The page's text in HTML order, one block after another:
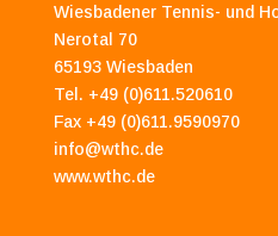
Wiesbadener Tennis- und
Nerotal 70
65193 Wiesbaden
Tel. +49 (0)611.520610
Fax +49 (0)611.9590970
info@wthc.de
www.wthc.de